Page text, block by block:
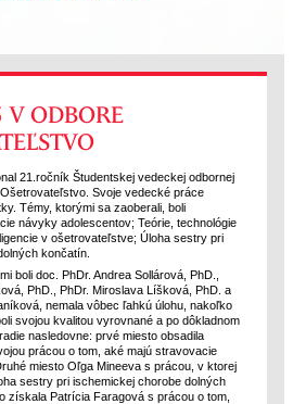
V ODBORE
21.ročník Študentskej vedeckej odbornej
Svoje vedecké práce
Témy, ktorými sa zaoberali, boli
návyky adolescentov; Teórie, technológie
v ošetrovateľstve; Úloha sestry pri
končatín.
boli doc. PhDr. Andrea Sollárová, PhD.,
PhD., PhDr. Miroslava Líšková, PhD. a
nemala vôbec ľahkú úlohu, nakoľko
svojou kvalitou vyrovnané a po dôkladnom
nasledovne: prvé miesto obsadila
prácou o tom, aké majú stravovacie
miesto Oľga Mineeva s prácou, v ktorej
sestry pri ischemickej chorobe dolných
získala Patrícia Faragová s prácou o tom,